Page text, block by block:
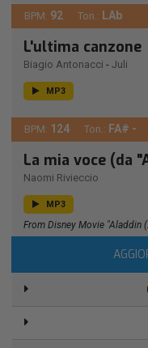
BPM: 92 Ton.: LAb
L'ultima canzone
Biagio Antonacci - Juli
MP3
BPM: 124 Ton.: FA# -
La mia voce (da
Naomi Rivieccio
MP3
From Disney Movie "Aladdin